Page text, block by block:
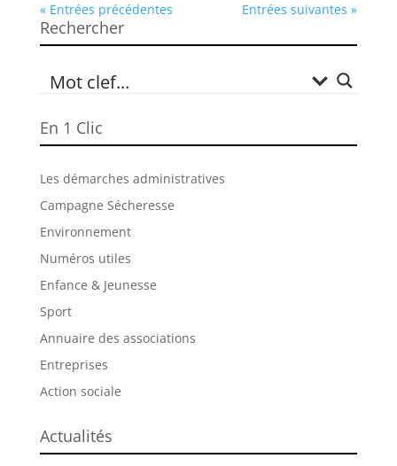
« Entrées précédentes Entrées suivantes »
Rechercher
En 1 Clic
Les démarches administratives
Campagne Sécheresse
Environnement
Numéros utiles
Enfance & Jeunesse
Sport
Annuaire des associations
Entreprises
Action sociale
Actualités